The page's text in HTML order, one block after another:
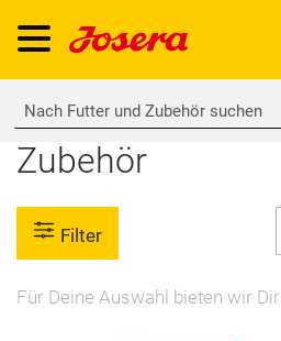
Zubehör
Für Deine Auswahl bieten wir Dir
Filter